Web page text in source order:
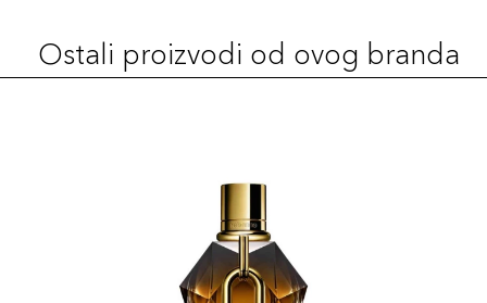
Ostali proizvodi od ovog branda